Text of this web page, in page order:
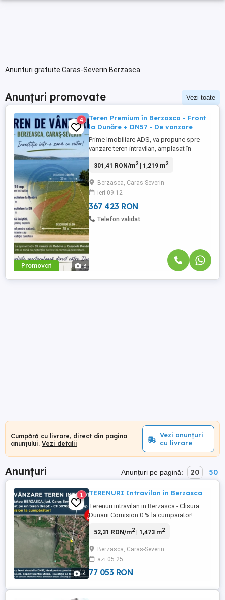
Anunturi gratuite Caras-Severin Berzasca
Anunțuri promovate Vezi toate
Promovat 3
4
Teren Premium în Berzasca - Front
la Dunăre + DN57 - De vanzare
Prime Imobiliare ADS, va propune spre
vanzare teren intravilan, amplasat în
suprafață totală de 1.219 mp, situat într-o
Proprietatea beneficiază de dublă
deschidere de aproximativ 30 ml atât către
DN57, cât și către malul Dunării, ...
301,41 RON/m2| 1,219 m2
Berzasca, Caras-Severin
ieri 09:12
367 423 RON
Telefon validat
Cumpără cu livrare, direct din pagina
anunțului. Vezi detalii
Vezi anunțuri
cu livrare
Anunțuri Anunțuri pe pagină: 20 50
4
1 TERENURI Intravilan in Berzasca
Terenuri intravilan in Berzasca - Clisura
Dunarii Comision 0 % la cumparator!
oportunitate excelenta pentru investitie
judetul Caras Severin. Disponibile 4 loturi
de teren intravilan cu suprafete si
pozitionari diverse ideale ...
52,31 RON/m2| 1,473 m2
Berzasca, Caras-Severin
azi 05:25
77 053 RON